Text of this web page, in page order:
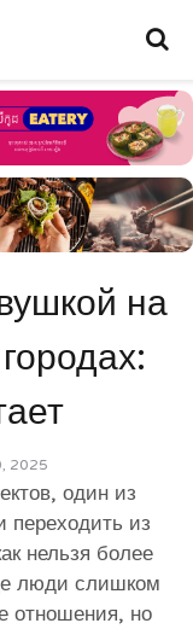
на
2025
один из
из
нельзя более
люди слишком
отношения, но